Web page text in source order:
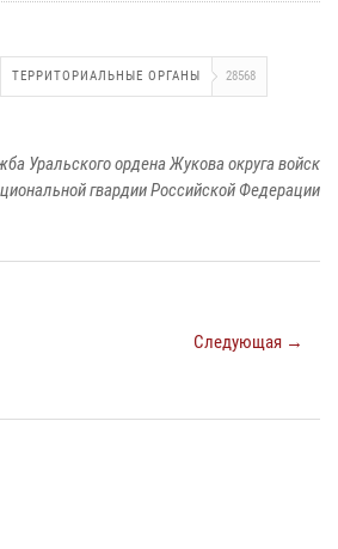
ТЕРРИТОРИАЛЬНЫЕ ОРГАНЫ 28568
Уральского ордена Жукова округа войск
гвардии Российской Федерации
Следующая →